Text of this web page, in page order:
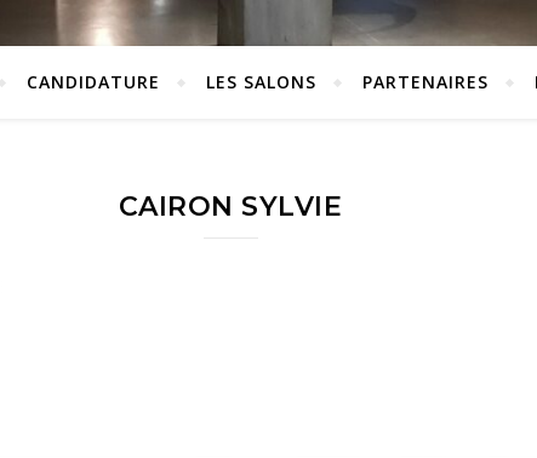
CANDIDATURE LES SALONS PARTENAIRES
CAIRON SYLVIE